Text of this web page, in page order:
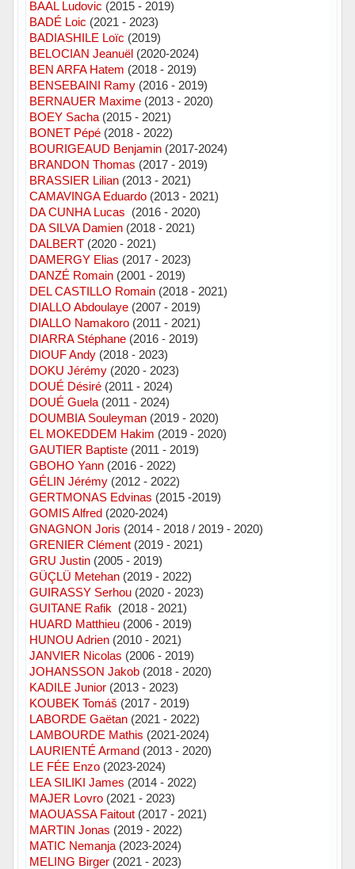
BAAL Ludovic (2015 - 2019)
BADÉ Loic (2021 - 2023)
BADIASHILE Loïc (2019)
BELOCIAN Jeanuël(2020-2024)
BEN ARFA Hatem (2018 - 2019)
BENSEBAINI Ramy(2016 - 2019)
BERNAUER Maxime(2013 - 2020)
BOEY Sacha(2015 - 2021)
BONET Pépé(2018 - 2022)
BOURIGEAUD Benjamin(2017-2024)
BRANDON Thomas (2017 - 2019)
BRASSIER Lilian(2013 - 2021)
CAMAVINGA Eduardo(2013 - 2021)
DA CUNHA Lucas (2016 - 2020)
DA SILVA Damien(2018 - 2021)
DALBERT(2020 - 2021)
DAMERGY Elias (2017 - 2023)
DANZÉ Romain(2001 - 2019)
DEL CASTILLO Romain(2018 - 2021)
DIALLO Abdoulaye(2007 - 2019)
DIALLO Namakoro(2011 - 2021)
DIARRA Stéphane(2016 - 2019)
DIOUF Andy(2018 - 2023)
DOKU Jérémy(2020 - 2023)
DOUÉ Désiré(2011 - 2024)
DOUÉ Guela(2011 - 2024)
DOUMBIA Souleyman(2019 - 2020)
EL MOKEDDEM Hakim (2019 - 2020)
GAUTIER Baptiste(2011 - 2019)
GBOHO Yann(2016 - 2022)
GÉLIN Jérémy(2012 - 2022)
GERTMONAS Edvinas (2015 -2019)
GOMIS Alfred(2020-2024)
GNAGNON Joris (2014 - 2018 / 2019 - 2020)
GRENIER Clément(2019 - 2021)
GRU Justin(2005 - 2019)
GÜÇLÜ Metehan(2019 - 2022)
GUIRASSY Serhou(2020 - 2023)
GUITANE Rafik (2018 - 2021)
HUARD Matthieu(2006 - 2019)
HUNOU Adrien(2010 - 2021)
JANVIER Nicolas (2006 - 2019)
JOHANSSON Jakob(2018 - 2020)
KADILE Junior(2013 - 2023)
KOUBEK Tomáš (2017 - 2019)
LABORDE Gaëtan(2021 - 2022)
LAMBOURDE Mathis (2021-2024)
LAURIENTÉ Armand(2013 - 2020)
LE FÉE Enzo(2023-2024)
LEA SILIKI James (2014 - 2022)
MAJER Lovro(2021 - 2023)
MAOUASSA Faitout(2017 - 2021)
MARTIN Jonas (2019 - 2022)
MATIC Nemanja(2023-2024)
MELING Birger(2021 - 2023)